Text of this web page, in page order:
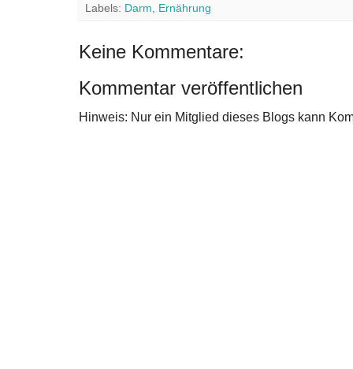
Labels: Darm Ernährung
Keine Kommentare:
Kommentar veröffentlichen
Hinweis: Nur ein Mitglied dieses Blogs kann